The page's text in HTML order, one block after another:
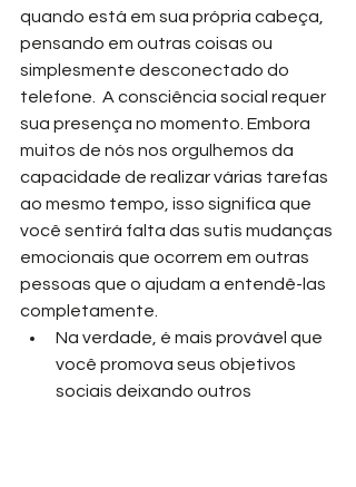
quando está em sua própria cabeça,
pensando em outras coisas ou
simplesmente desconectado do
telefone.  A consciência social requer
sua presença no momento. Embora
muitos de nós nos orgulhemos da
capacidade de realizar várias tarefas
ao mesmo tempo, isso significa que
você sentirá falta das sutis mudanças
emocionais que ocorrem em outras
pessoas que o ajudam a entendê-las
completamente.
Na verdade, é mais provável que
você promova seus objetivos
sociais deixando outros